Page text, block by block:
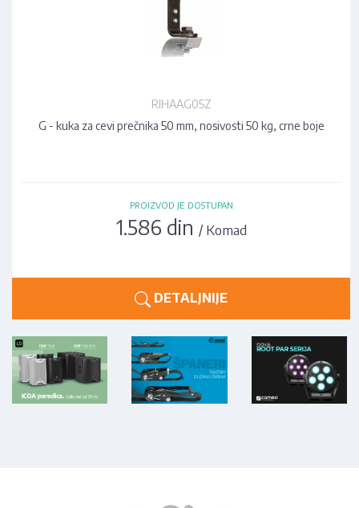
RIHAAG05Z
G - kuka za cevi prečnika 50 mm, nosivosti 50 kg, crne boje
PROIZVOD JE DOSTUPAN
1.586 din / Komad
DETALJNIJE